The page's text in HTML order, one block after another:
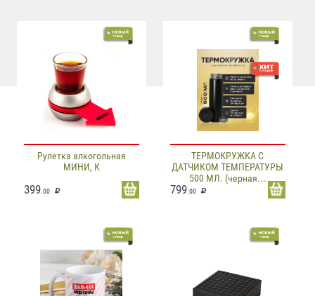
Рулетка алкогольная
МИНИ, К
399 .00
ТЕРМОКРУЖКА С
ДАТЧИКОМ ТЕМПЕРАТУРЫ
500 МЛ. (черная...
799.00